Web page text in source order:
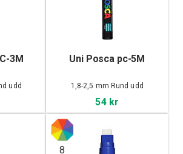
3M
udd
Uni Posca pc-5M
1,8-2,5 mm Rund udd
54 kr
8